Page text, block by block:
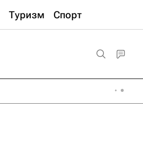
Туризм Спорт